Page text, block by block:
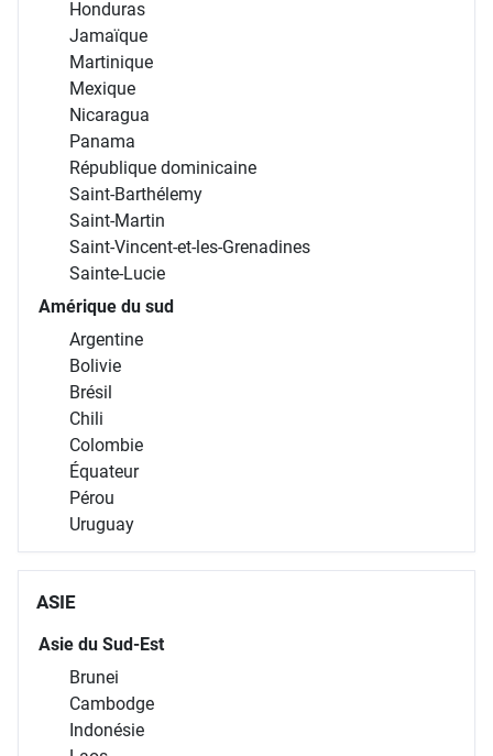
Honduras
Jamaïque
Martinique
Mexique
Nicaragua
Panama
République dominicaine
Saint-Barthélemy
Saint-Martin
Saint-Vincent-et-les-Grenadines
Sainte-Lucie
Amérique du sud
Argentine
Bolivie
Brésil
Chili
Colombie
Équateur
Pérou
Uruguay
ASIE
Asie du Sud-Est
Brunei
Cambodge
Indonésie